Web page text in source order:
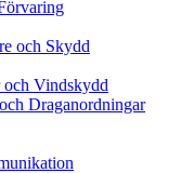
och Skydd
Vindskydd
Draganordningar